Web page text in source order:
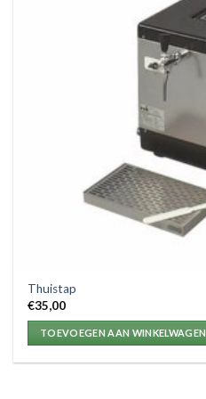
Thuistap
€35,00
TOEVOEGEN AAN WINKELWAGEN